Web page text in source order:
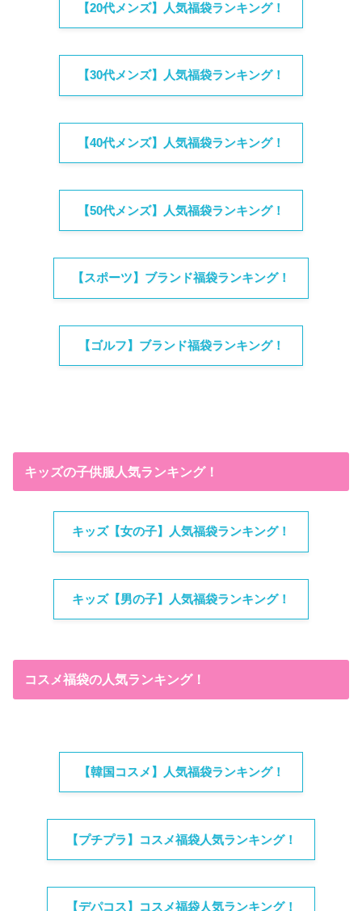
【20代メンズ】人気福袋ランキング！
【30代メンズ】人気福袋ランキング！
【40代メンズ】人気福袋ランキング！
【50代メンズ】人気福袋ランキング！
【スポーツ】ブランド福袋ランキング！
【ゴルフ】ブランド福袋ランキング！
キッズの子供服人気ランキング！
キッズ【女の子】人気福袋ランキング！
キッズ【男の子】人気福袋ランキング！
コスメ福袋の人気ランキング！
【韓国コスメ】人気福袋ランキング！
【プチプラ】コスメ福袋人気ランキング！
【デパコス】コスメ福袋人気ランキング！